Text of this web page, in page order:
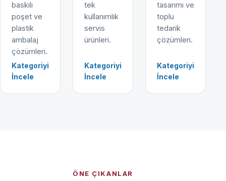
baskılı
poşet ve
plastik
ambalaj
çözümleri.
Kategoriyi
İncele
tek
kullanımlık
servis
ürünleri.
Kategoriyi
İncele
tasarımı ve
toplu
tedarik
çözümleri.
Kategoriyi
İncele
ÖNE ÇIKANLAR